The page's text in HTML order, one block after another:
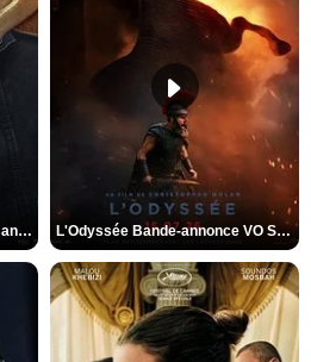
Spider-Man: Brand New Day Bande-annonce VO STFR L'Odyssée Bande-annonce VO STFR